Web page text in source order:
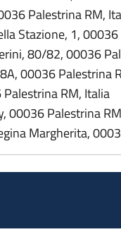
00036
V. della
80/82,
38A, 00036
00036
00036
Regina